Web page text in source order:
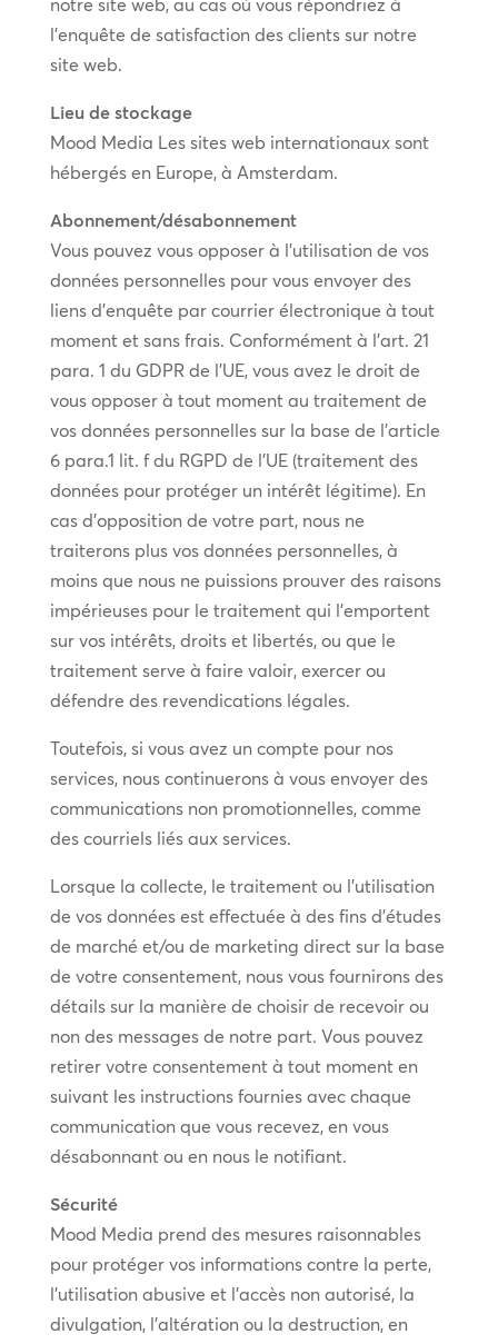
notre site web, au cas où vous répondriez à
l’enquête de satisfaction des clients sur notre
site web.
Lieu de stockage
Mood Media Les sites web internationaux sont
hébergés en Europe, à Amsterdam.
Abonnement/désabonnement
Vous pouvez vous opposer à l’utilisation de vos
données personnelles pour vous envoyer des
liens d’enquête par courrier électronique à tout
moment et sans frais. Conformément à l’art. 21
para. 1 du GDPR de l’UE, vous avez le droit de
vous opposer à tout moment au traitement de
vos données personnelles sur la base de l’article
6 para.1 lit. f du RGPD de l’UE (traitement des
données pour protéger un intérêt légitime). En
cas d’opposition de votre part, nous ne
traiterons plus vos données personnelles, à
moins que nous ne puissions prouver des raisons
impérieuses pour le traitement qui l’emportent
sur vos intérêts, droits et libertés, ou que le
traitement serve à faire valoir, exercer ou
défendre des revendications légales.
Toutefois, si vous avez un compte pour nos
services, nous continuerons à vous envoyer des
communications non promotionnelles, comme
des courriels liés aux services.
Lorsque la collecte, le traitement ou l’utilisation
de vos données est effectuée à des fins d’études
de marché et/ou de marketing direct sur la base
de votre consentement, nous vous fournirons des
détails sur la manière de choisir de recevoir ou
non des messages de notre part. Vous pouvez
retirer votre consentement à tout moment en
suivant les instructions fournies avec chaque
communication que vous recevez, en vous
désabonnant ou en nous le notifiant.
Sécurité
Mood Media prend des mesures raisonnables
pour protéger vos informations contre la perte,
l’utilisation abusive et l’accès non autorisé, la
divulgation, l’altération ou la destruction, en